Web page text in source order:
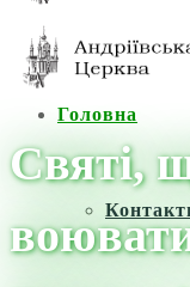
Головна
Святі,